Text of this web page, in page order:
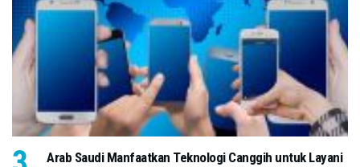
Arab Saudi Manfaatkan Teknologi Canggih untuk Layani